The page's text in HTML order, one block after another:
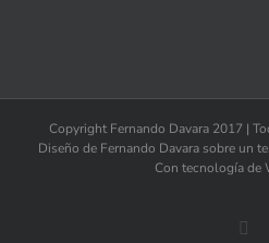
Copyright Fernando Davara 2017 |
Diseño de Fernando Davara sobre un
Con tecnología de